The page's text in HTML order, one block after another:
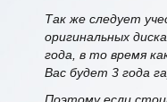
Так же следует
оригинальных
года, в то время
Вас будет 3 года